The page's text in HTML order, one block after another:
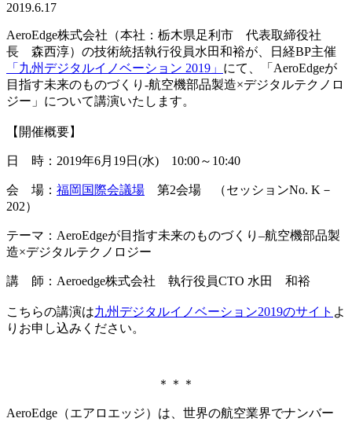
2019.6.17
AeroEdge株式会社（本社：栃木県足利市 代表取締役社
長 森西淳）の技術統括執行役員水田和裕が、日経BP主催
「九州デジタルイノベーション 2019」 にて、「AeroEdgeが
目指す未来のものづくり-航空機部品製造×デジタルテクノロ
ジー」について講演いたします。
【開催概要】
日 時：2019年6月19日(水) 10:00～10:40
会 場： 福岡国際会議場 第2会場 （セッションNo. K－
202）
テーマ：AeroEdgeが目指す未来のものづくり –航空機部品製
造×デジタルテクノロジー
講 師：Aeroedge株式会社 執行役員CTO 水田 和裕
こちらの講演は九州デジタルイノベーション2019のサイト よ
りお申し込みください。
＊＊＊
AeroEdge（エアロエッジ）は、世界の航空業界でナンバー